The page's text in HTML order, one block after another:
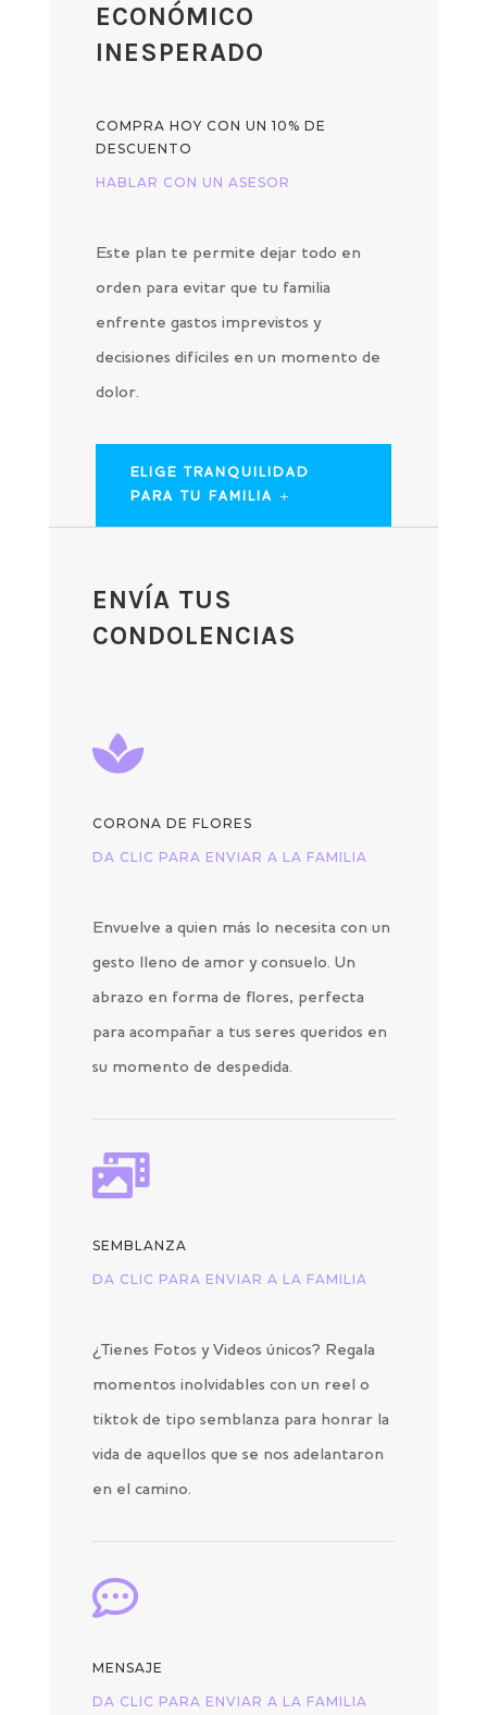
ECONÓMICO
INESPERADO
COMPRA HOY CON UN 10% DE
DESCUENTO
HABLAR CON UN ASESOR
Este plan te permite dejar todo en
orden para evitar que tu familia
enfrente gastos imprevistos y
decisiones difíciles en un momento de
dolor.
ELIGE TRANQUILIDAD
PARA TU FAMILIA
ENVÍA TUS
CONDOLENCIAS

CORONA DE FLORES
DA CLIC PARA ENVIAR A LA FAMILIA
Envuelve a quien más lo necesita con un
gesto lleno de amor y consuelo. Un
abrazo en forma de flores, perfecta
para acompañar a tus seres queridos en
su momento de despedida.

SEMBLANZA
DA CLIC PARA ENVIAR A LA FAMILIA
¿Tienes Fotos y Videos únicos? Regala
momentos inolvidables con un reel o
tiktok de tipo semblanza para honrar la
vida de aquellos que se nos adelantaron
en el camino.

MENSAJE
DA CLIC PARA ENVIAR A LA FAMILIA